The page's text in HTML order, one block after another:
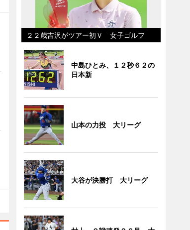
２２歳吉沢がツアー初Ｖ 女子ゴルフ
中島ひとみ、１２秒６２の
日本新
山本の力投 大リーグ
大谷が決勝打 大リーグ